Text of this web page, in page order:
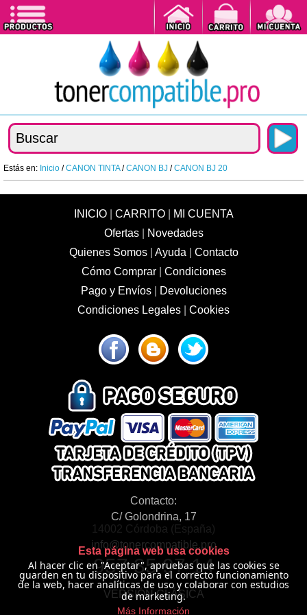
Estás en: Inicio /CANON TINTA/CANON BJ /CANON BJ 20
INICIO| CARRITO|
MI CUENTA
Ofertas|
Novedades
Quienes Somos| Ayuda
Contacto
Cómo Comprar| Condiciones
Pago y Envíos|
Devoluciones
Condiciones Legales
Cookies
Contacto:
C/ Golondrina, 17
14002 Córdoba (España)
info@tonercompatible.pro
957 35 97 14
VERSIÓN CLÁSICA
Esta página web usa cookies
Al hacer clic en "Aceptar", apruebas que las cookies se
guarden en tu dispositivo para el correcto funcionamiento
de la web, hacer analíticas de uso y colaborar con estudios
de marketing.
Más Información